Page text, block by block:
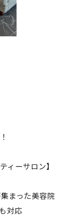
ィーサロン】
まった美容院
対応